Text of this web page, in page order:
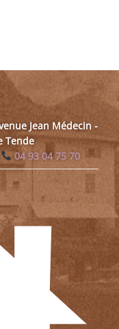
Jean Médecin -
Tende
04 93 04 75 70